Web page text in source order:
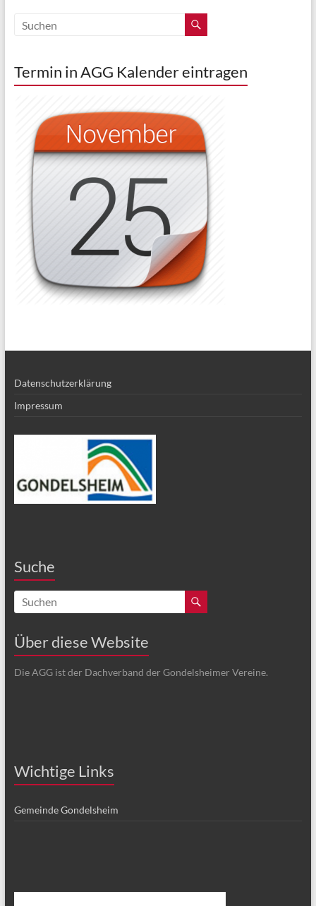
Termin in AGG Kalender eintragen
Datenschutzerklärung
Impressum
Suche
Über diese Website
Die AGG ist der Dachverband der Gondelsheimer Vereine.
Wichtige Links
Gemeinde Gondelsheim